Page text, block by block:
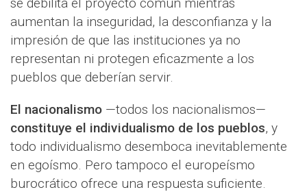
aumentan la inseguridad, la desconfianza y la
impresión de que las instituciones ya no
representan ni protegen eficazmente a los
pueblos que deberían servir.
El nacionalismo —todos los nacionalismos—
constituye el individualismo de los pueblos, y
todo individualismo desemboca inevitablemente
en egoísmo. Pero tampoco el europeísmo
burocrático ofrece una respuesta suficiente.